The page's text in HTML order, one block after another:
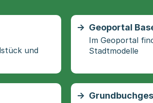
und
Geoportal
Im Geoportal
Stadtmodelle